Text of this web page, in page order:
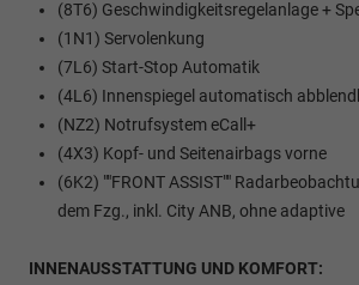
(8T6) Geschwindigkeitsregelanlage +
(1N1) Servolenkung
(7L6) Start-Stop Automatik
(4L6) Innenspiegel automatisch
(NZ2) Notrufsystem eCall+
(4X3) Kopf- und Seitenairbags vorne
(6K2) ""FRONT ASSIST""
dem Fzg., inkl. City ANB, ohne adaptive
INNENAUSSTATTUNG UND KOMFORT: